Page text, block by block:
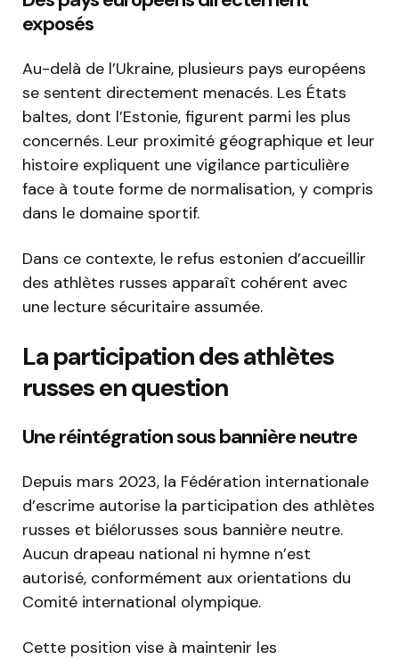
exposés
Au-delà de l’Ukraine, plusieurs pays européens
se sentent directement menacés. Les États
baltes, dont l’Estonie, figurent parmi les plus
concernés. Leur proximité géographique et leur
histoire expliquent une vigilance particulière
face à toute forme de normalisation, y compris
dans le domaine sportif.
Dans ce contexte, le refus estonien d’accueillir
des athlètes russes apparaît cohérent avec
une lecture sécuritaire assumée.
La participation des athlètes
russes en question
Une réintégration sous bannière neutre
Depuis mars 2023, la Fédération internationale
d’escrime autorise la participation des athlètes
russes et biélorusses sous bannière neutre.
Aucun drapeau national ni hymne n’est
autorisé, conformément aux orientations du
Comité international olympique.
Cette position vise à maintenir les